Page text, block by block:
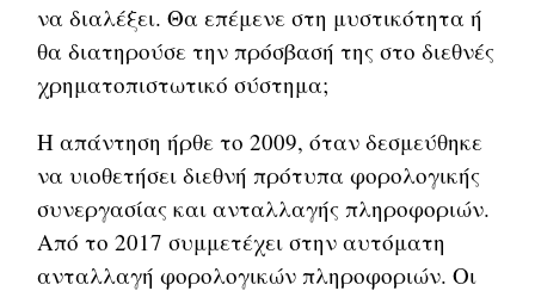
να διαλέξει. Θα επέμενε στη μυστικότητα ή
θα διατηρούσε την πρόσβασή της στο διεθνές
χρηματοπιστωτικό σύστημα;
Η απάντηση ήρθε το 2009, όταν δεσμεύθηκε
να υιοθετήσει διεθνή πρότυπα φορολογικής
συνεργασίας και ανταλλαγής πληροφοριών.
Από το 2017 συμμετέχει στην αυτόματη
ανταλλαγή φορολογικών πληροφοριών. Οι